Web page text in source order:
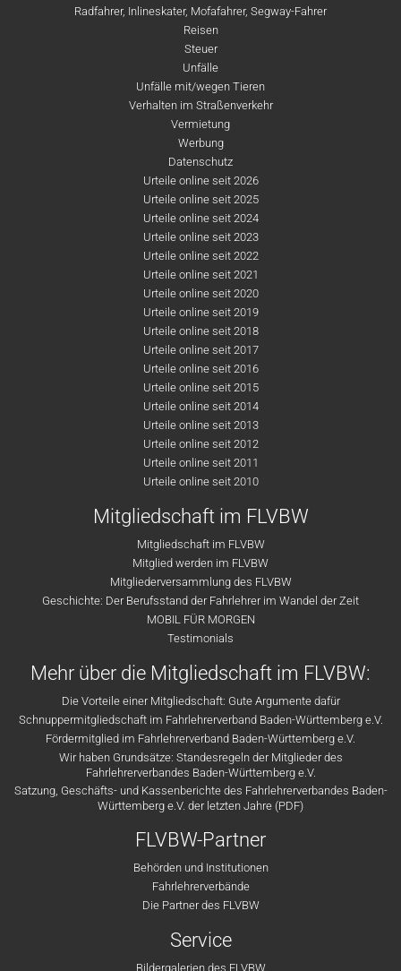
Radfahrer, Inlineskater, Mofafahrer, Segway-Fahrer
Reisen
Steuer
Unfälle
Unfälle mit/wegen Tieren
Verhalten im Straßenverkehr
Vermietung
Werbung
Datenschutz
Urteile online seit 2026
Urteile online seit 2025
Urteile online seit 2024
Urteile online seit 2023
Urteile online seit 2022
Urteile online seit 2021
Urteile online seit 2020
Urteile online seit 2019
Urteile online seit 2018
Urteile online seit 2017
Urteile online seit 2016
Urteile online seit 2015
Urteile online seit 2014
Urteile online seit 2013
Urteile online seit 2012
Urteile online seit 2011
Urteile online seit 2010
Mitgliedschaft im FLVBW
Mitgliedschaft im FLVBW
Mitglied werden im FLVBW
Mitgliederversammlung des FLVBW
Geschichte: Der Berufsstand der Fahrlehrer im Wandel der Zeit
MOBIL FÜR MORGEN
Testimonials
Mehr über die Mitgliedschaft im FLVBW:
Die Vorteile einer Mitgliedschaft: Gute Argumente dafür
Schnuppermitgliedschaft im Fahrlehrerverband Baden-Württemberg e.V.
Fördermitglied im Fahrlehrerverband Baden-Württemberg e.V.
Wir haben Grundsätze: Standesregeln der Mitglieder des
Fahrlehrerverbandes Baden-Württemberg e.V.
Satzung, Geschäfts- und Kassenberichte des Fahrlehrerverbandes Baden-
Württemberg e.V. der letzten Jahre (PDF)
FLVBW-Partner
Behörden und Institutionen
Fahrlehrerverbände
Die Partner des FLVBW
Service
Bildergalerien des FLVBW